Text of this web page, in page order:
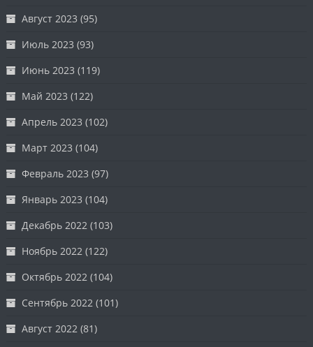
Август 2023 (95)
Июль 2023 (93)
Июнь 2023 (119)
Май 2023 (122)
Апрель 2023 (102)
Март 2023 (104)
Февраль 2023 (97)
Январь 2023 (104)
Декабрь 2022 (103)
Ноябрь 2022 (122)
Октябрь 2022 (104)
Сентябрь 2022 (101)
Август 2022 (81)